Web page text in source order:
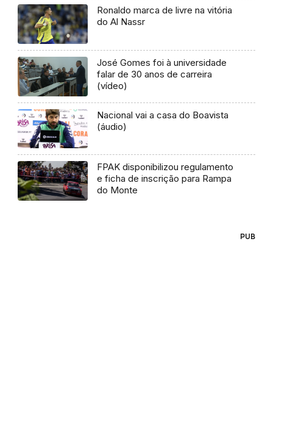
Ronaldo marca de livre na vitória
do Al Nassr
José Gomes foi à universidade
falar de 30 anos de carreira
(vídeo)
Nacional vai a casa do Boavista
(áudio)
FPAK disponibilizou regulamento
e ficha de inscrição para Rampa
do Monte
PUB